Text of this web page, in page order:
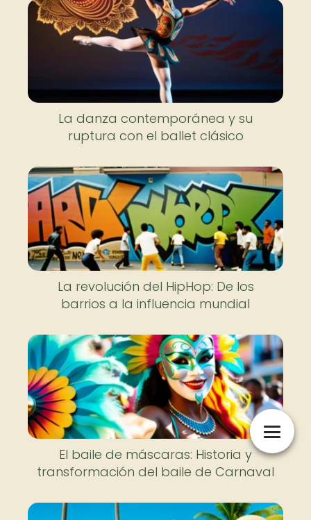
La danza contemporánea y su
ruptura con el ballet clásico
La revolución del HipHop: De los
barrios a la influencia mundial
El baile de máscaras: Historia y
transformación del baile de Carnaval